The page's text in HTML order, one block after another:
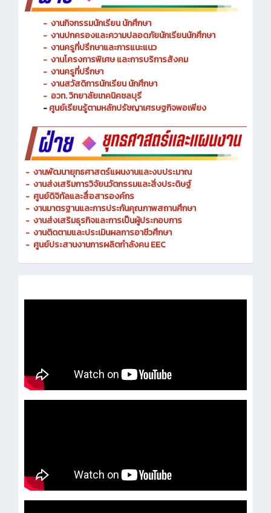
- งานกิจกรรมนักเรียน นักศึกษา
- งานปกครองและความปลอดภัยนักเรียนนักศึกษา
- งานครูที่ปรึกษาและการแนะแนว
- งานโครงการพิเศษ และการบริการ
- งานครูที่ปรึกษา
- งานสวัสดิการนักเรียน นักศึกษา
-อวท. วิทยาลัยเทคนิคชลบุรี
-ศูนย์เรียนรู้ตามหลักปรัชญาเศรษฐกิจพอเพียง
- งานพัฒนายุทธศาสตร์แผนงานและงบประมาณ
- งานส่งเสริมการวิจัยนวัตกรรมและสิ่งประดิษฐ์
- ศูนย์ดิจิทัลและสื่อสารองค์กร
- งานมาตรฐานและการประกันคุณภาพสถานศึกษา
- งานส่งเสริมธุรกิจและการเป็นผู้ประกอบการ
- งานติดตามและประเมินผลการอาชีวศึกษา
-ศูนย์ประสานงานการผลิตกำลังคน EEC